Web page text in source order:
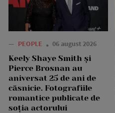
— PEOPLE 06 august 2026
Keely Shaye Smith și
Pierce Brosnan au
aniversat 25 de ani de
căsnicie. Fotografiile
romantice publicate de
soția actorului